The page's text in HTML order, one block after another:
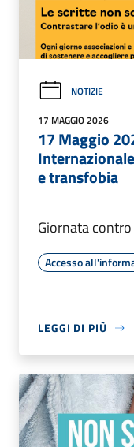
NOTIZIE
17 MAGGIO 2026
17 Maggio
e transfobia
Giornata
Accesso
LEGGI DI PIÙ